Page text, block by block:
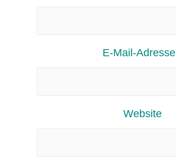
E-Mail-Adresse
Website